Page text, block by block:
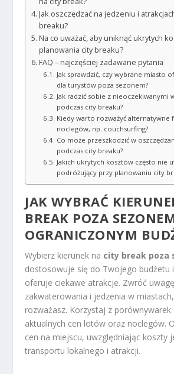
Jak oszczędzać na jedzeniu i
breaku?
Na co uważać, aby uniknąć ukrytych
planowania city breaku?
FAQ – najczęściej zadawane pytania
Jak sprawdzić, czy wybrane miasto
dla turystów poza sezonem?
Jak radzić sobie z nieoczekiwanymi
podczas city breaku?
Kiedy warto rozważyć alternatywne
noclegów, np. couchsurfing?
Co może przeszkodzić w
podczas city breaku?
Jakich ukrytych kosztów często nie
podróżujący przy planowaniu city
JAK WYBRAĆ
BREAK POZA
OGRANICZONYM
Wybierz kierunek na city break poza
dostosowuje się do Twojego budżetu
oferuje ciekawe atrakcje. Zwróć
zakwaterowania i jedzenia w
rozważasz. Korzystaj z porównywarek
aktualnych cen lotów oraz noclegów.
cen na miejscu, uwzględniając koszty
transportu lokalnego i atrakcji.